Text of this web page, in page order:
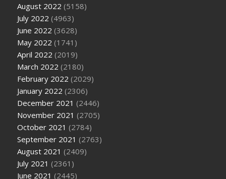
August 2022 (5158)
July 2022 (4963)
June 2022 (3628)
May 2022 (1741)
April 2022 (2019)
March 2022 (2180)
February 2022 (2029)
January 2022 (2306)
December 2021 (2446)
November 2021 (2705)
October 2021 (2784)
September 2021 (2763)
August 2021 (2409)
July 2021 (2361)
June 2021 (2445)